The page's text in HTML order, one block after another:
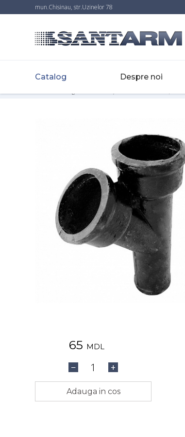
mun.Chisinau, str.Uzinelor 78
Catalog Despre noi
65 MDL
− 1 +
Adauga in cos